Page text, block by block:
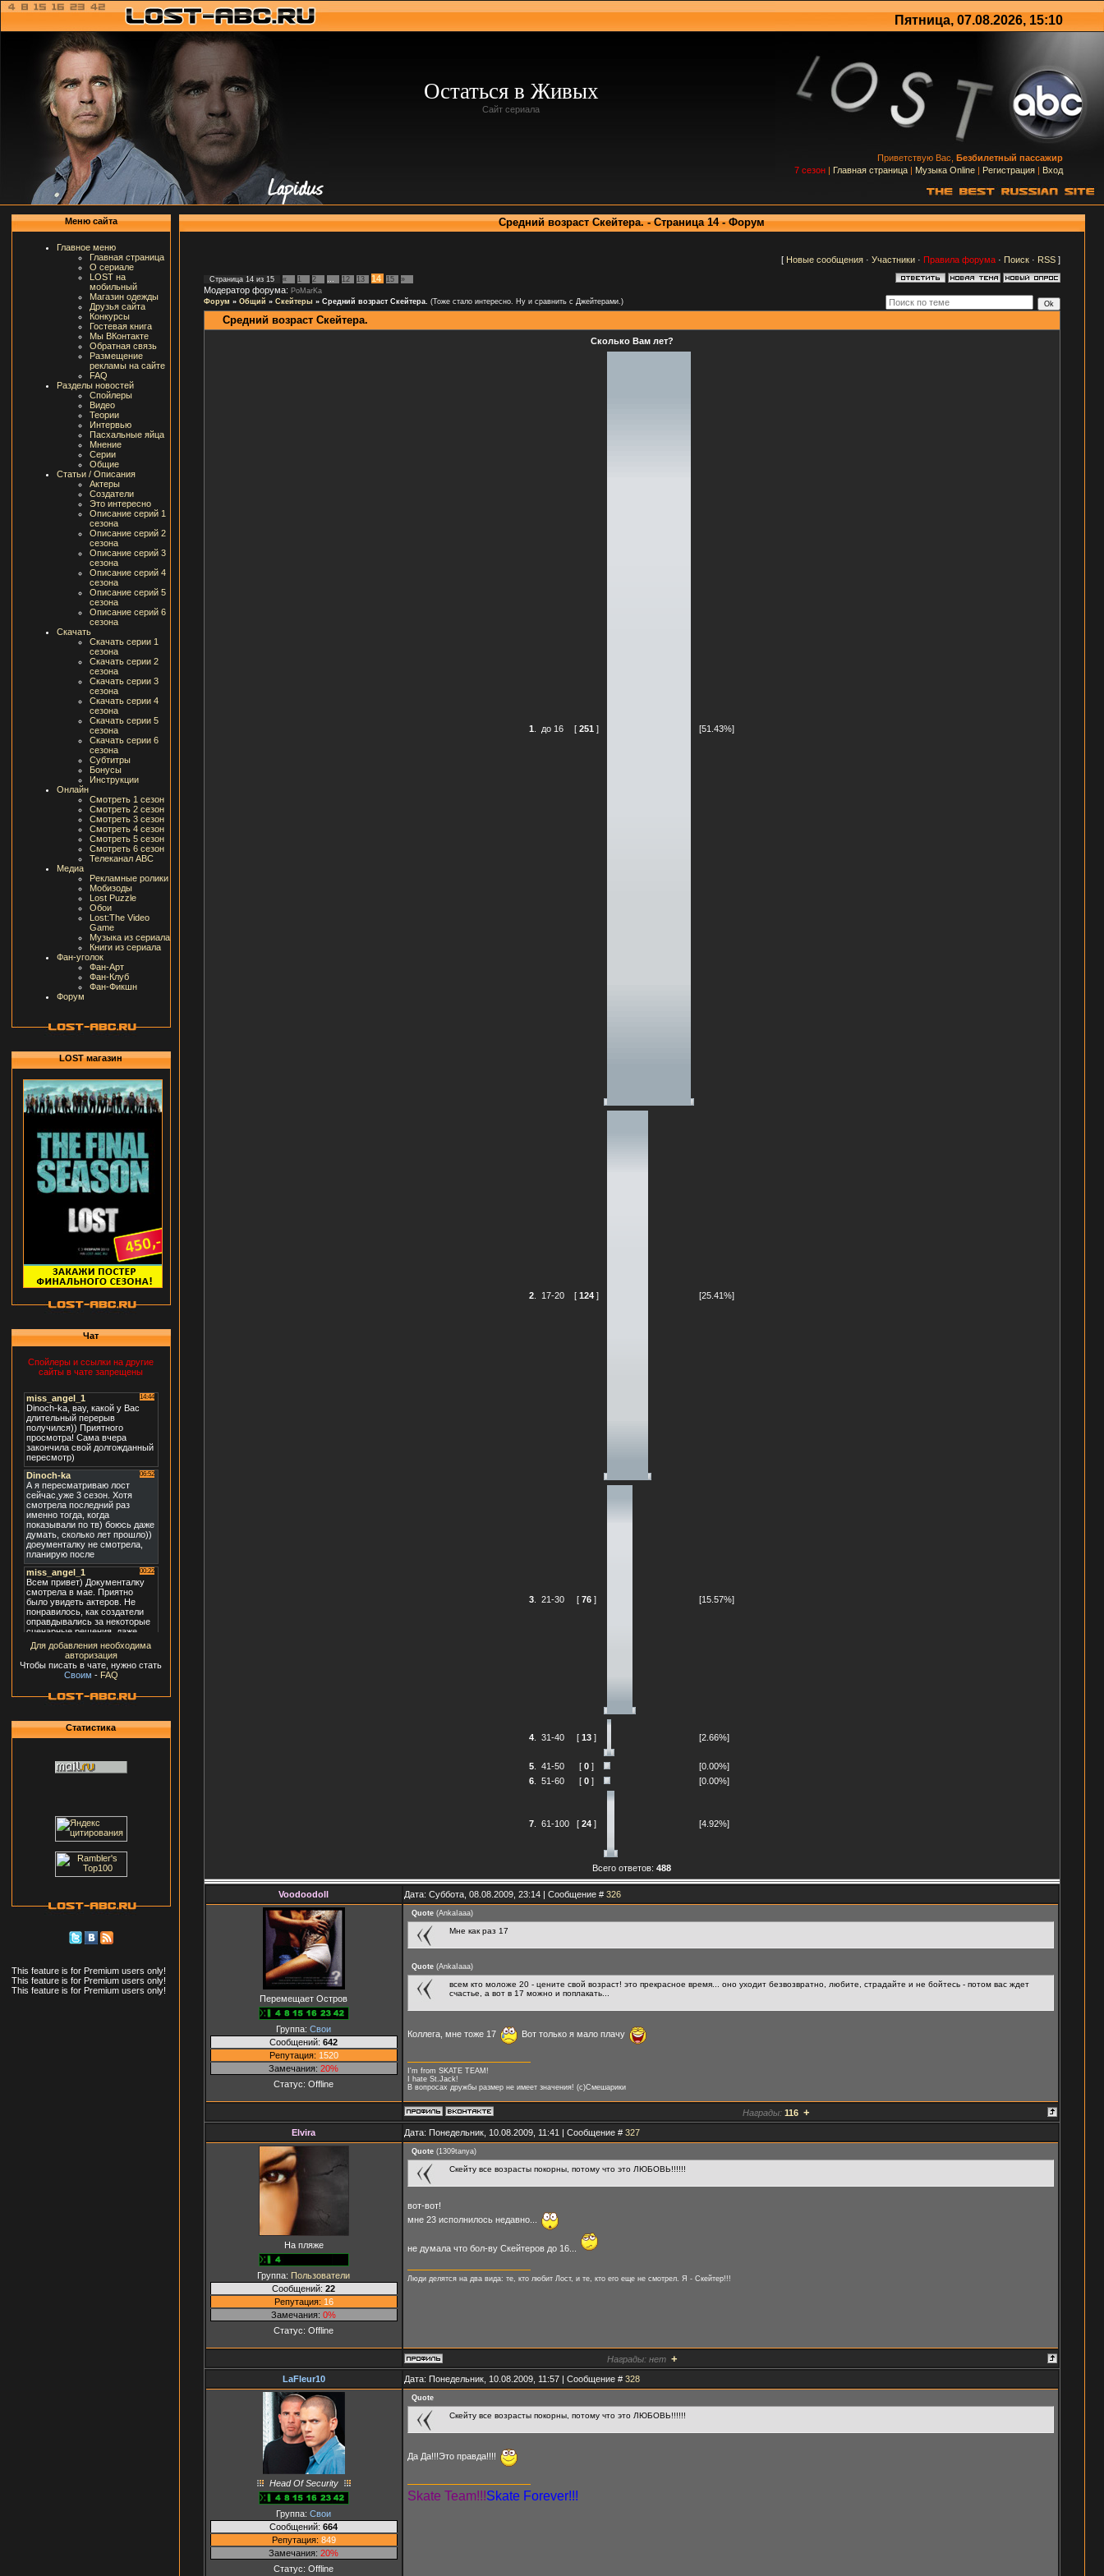
Пятница, 07.08.2026, 15:10
Остаться в Живых
Сайт сериала
Приветствую Вас, Безбилетный пассажир
7 сезон | Главная страница | Музыка Online | Регистрация | Вход
Меню сайта
Главное меню
Главная страница
О сериале
LOST на
мобильный
Магазин одежды
Друзья сайта
Конкурсы
Гостевая книга
Мы ВКонтакте
Обратная связь
Размещение
рекламы на сайте
FAQ
Разделы новостей
Спойлеры
Видео
Теории
Интервью
Пасхальные яйца
Мнение
Серии
Общие
Статьи / Описания
Актеры
Создатели
Это интересно
Описание серий 1
сезона
Описание серий 2
сезона
Описание серий 3
сезона
Описание серий 4
сезона
Описание серий 5
сезона
Описание серий 6
сезона
Скачать
Скачать серии 1
сезона
Скачать серии 2
сезона
Скачать серии 3
сезона
Скачать серии 4
сезона
Скачать серии 5
сезона
Скачать серии 6
сезона
Субтитры
Бонусы
Инструкции
Онлайн
Смотреть 1 сезон
Смотреть 2 сезон
Смотреть 3 сезон
Смотреть 4 сезон
Смотреть 5 сезон
Смотреть 6 сезон
Телеканал ABC
Медиа
Рекламные ролики
Мобизоды
Lost Puzzle
Обои
Lost:The Video
Game
Музыка из сериала
Книги из сериала
Фан-уголок
Фан-Арт
Фан-Клуб
Фан-Фикшн
Форум
LOST магазин
Чат
Спойлеры и ссылки на другие
сайты в чате запрещены
Для добавления необходима
авторизация
Чтобы писать в чате, нужно стать
Своим - FAQ
Статистика
This feature is for Premium users only!
This feature is for Premium users only!
This feature is for Premium users only!
Средний возраст Скейтера. - Страница 14 - Форум
[ Новые сообщения· Участники· Правила форума· Поиск· RSS]
Страница 14из 15 « 1 2 12 13 14 15 »
Модератор форума: PoMarKa
Форум » Общий » Скейтеры » Средний возраст Скейтера. (Тоже стало интересно. Ну и сравнить с Джейтерами.)
Средний возраст Скейтера.
Сколько Вам лет?
1 до 16 [ 251 ] [51.43%]
2 17-20 [ 124 ] [25.41%]
3 21-30 [ 76 ] [15.57%]
4 31-40 [ 13 ] [2.66%]
5 41-50 [ 0 ]
[0.00%]
6
51-60 [ 0 ] [0.00%]
7 61-100 [ 24 ] [4.92%]
Всего ответов: 488
Voodoodoll Дата: Суббота, 08.08.2009, 23:14 | Сообщение # 326
Перемещает Остров
Группа: Свои
Сообщений: 642
Репутация: 1520
Замечания: 20%
Статус: Offline
Quote(AnkaIaaa)
Мне как раз 17
Quote(AnkaIaaa)
всем кто моложе 20 - цените свой возраст! это прекрасное время... оно уходит безвозвратно, любите, страдайте и не бойтесь - потом вас ждет
счастье, а вот в 17 можно и поплакать...
Коллега, мне тоже 17 Вот только я мало плачу
I'm from SKATE TEAM!
I hate St.Jack!
В вопросах дружбы размер не имеет значения! (с)Смешарики
Награды: 116 +
Elvira Дата: Понедельник, 10.08.2009, 11:41 | Сообщение # 327
На пляже
Группа: Пользователи
Сообщений: 22
Репутация: 16
Замечания: 0%
Статус: Offline
Quote(1309tanya)
Скейту все возрасты покорны, потому что это ЛЮБОВЬ!!!!!!
вот-вот!
мне 23 исполнилось недавно...
не думала что бол-ву Скейтеров до 16...
Люди делятся на два вида: те, кто любит Лост, и те, кто его еще не смотрел. Я - Скейтер!!!
Награды: нет +
LaFleur10 Дата: Понедельник, 10.08.2009, 11:57 | Сообщение # 328
Head Of Security
Группа: Свои
Сообщений: 664
Репутация: 849
Замечания: 20%
Статус: Offline
Quote
Скейту все возрасты покорны, потому что это ЛЮБОВЬ!!!!!!
Да Да!!!Это правда!!!!
Skate Team!!!Skate Forever!!!